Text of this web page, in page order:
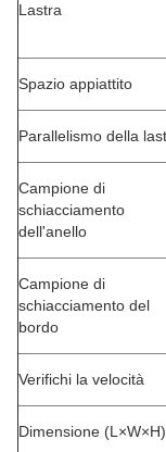
Lastra
Spazio appiattito
Parallelismo della
Campione di
schiacciamento
dell'anello
Campione di
schiacciamento del
bordo
Verifichi la velocità
Dimensione (L×W×H)